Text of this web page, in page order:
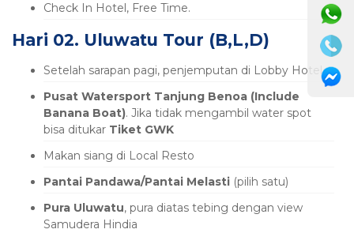
Check In Hotel, Free Time.
Hari 02. Uluwatu Tour (B,L,D)
Setelah sarapan pagi, penjemputan di Lobby Hotel
Pusat Watersport Tanjung Benoa (Include
Banana Boat). Jika tidak mengambil water spot
bisa ditukar Tiket GWK
Makan siang di Local Resto
Pantai Pandawa/Pantai Melasti (pilih satu)
Pura Uluwatu, pura diatas tebing dengan view
Samudera Hindia